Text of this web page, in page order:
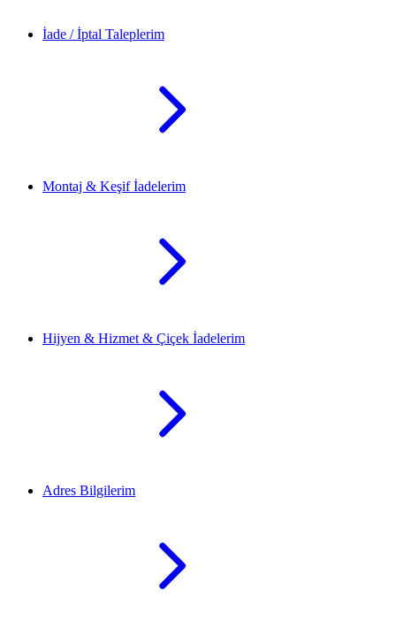
İade / İptal Taleplerim
Montaj & Keşif İadelerim
Hijyen & Hizmet & Çiçek İadelerim
Adres Bilgilerim